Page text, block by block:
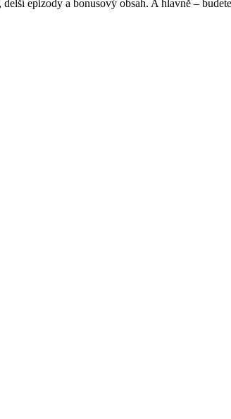
epizody a bonusový obsah. A hlavně –